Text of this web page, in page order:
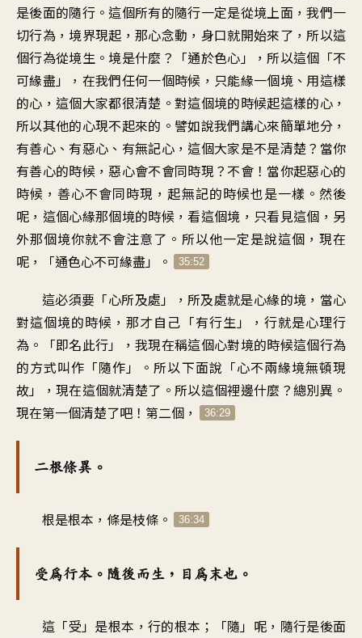
是後面的隨行。這個所有的隨行一定是從境上面，我們一
切行為，境界現起，那心念動，身口就開始來了，所以這
個行為從境生。境是什麼？「通於色心」，所以這個「不
可緣盡」，在我們任何一個時候，只能緣一個境、用這樣
的心，這個大家都很清楚。對這個境的時候起這樣的心，
所以其他的心現不起來的。譬如說我們講心來簡單地分，
有善心、有惡心、有無記心，這個大家是不是清楚？當你
有善心的時候，惡心會不會同時現？不會！當你起惡心的
時候，善心不會同時現，起無記的時候也是一樣。然後
呢，這個心緣那個境的時候，看這個境，只看見這個，另
外那個境你就不會注意了。所以他一定是說這個，現在
呢，「通色心不可緣盡」。
35:52
這必須要「心所及處」，所及處就是心緣的境，當心
對這個境的時候，那才自己「有行生」，行就是心理行
為。「即名此行」，我現在稱這個心對境的時候這個行為
的方式叫作「隨作」。所以下面說「心不兩緣境無頓現
故」，現在這個就清楚了。所以這個裡邊什麼？總別異。
現在第一個清楚了吧！第二個，
36:29
二根條異。
根是根本，條是枝條。 36:34
受為行本。隨後而生，目為末也。
這「受」是根本，行的根本；「隨」呢，隨行是後面